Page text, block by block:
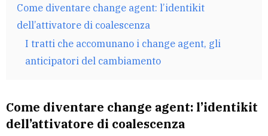
Come diventare change agent: l’identikit
dell’attivatore di coalescenza
I tratti che accomunano i change agent, gli
anticipatori del cambiamento
Come diventare change agent: l’identikit
dell’attivatore di coalescenza